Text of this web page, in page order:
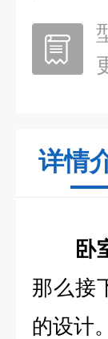
详情
卧
那么接
的设计。